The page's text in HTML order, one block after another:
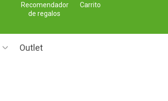
Carrito
Recomendador
de regalos
Outlet